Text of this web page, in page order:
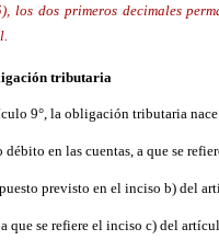
los dos primeros decimales
tributaria
9°, la obligación tributaria
en las cuentas, a que se
previsto en el inciso b) del
que se refiere el inciso c) del